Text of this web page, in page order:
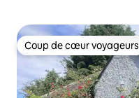
Coup de cœur voyageurs
Coup de cœur voyageurs